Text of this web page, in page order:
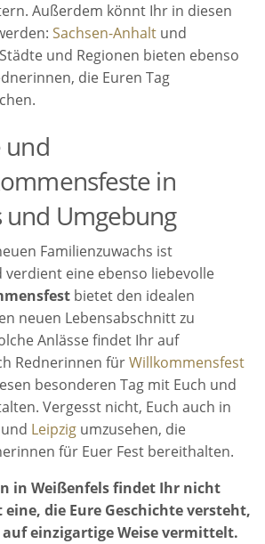
Außerdem könnt Ihr in diesen
Sachsen-Anhalt und
und Regionen bieten ebenso
die Euren Tag
und
in
und Umgebung
Familienzuwachs ist
eine ebenso liebevolle
bietet den idealen
neuen Lebensabschnitt zu
Anlässe findet Ihr auf
Rednerinnen fürWillkommensfest
besonderen Tag mit Euch und
Vergesst nicht, Euch auch in
Leipzig umzusehen, die
für Euer Fest bereithalten.
in Weißenfels findet Ihr nicht
die Eure Geschichte versteht,
einzigartige Weise vermittelt.